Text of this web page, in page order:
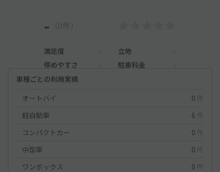
- （0件）
満足度 立地
停めやすさ
駐車料金
車種ごとの利用実績
オートバイ
0 件
軽自動車
6 件
コンパクトカー
0 件
中型車
0 件
ワンボックス
0 件